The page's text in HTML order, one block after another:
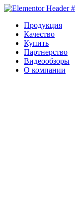
Перейти
содержимому
Продукция
Качество
Купить
Партнерство
Видеообзоры
О компании